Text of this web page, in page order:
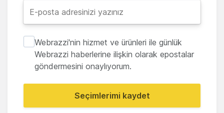
Webrazzi'nin hizmet ve ürünleri ile günlük
Webrazzi haberlerine ilişkin olarak epostalar
göndermesini onaylıyorum.
Seçimlerimi kaydet